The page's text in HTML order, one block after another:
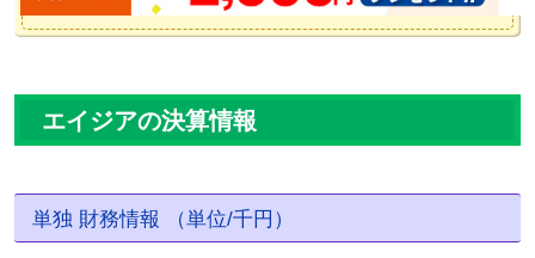
エイジアの決算情報
単独 財務情報 （単位/千円）